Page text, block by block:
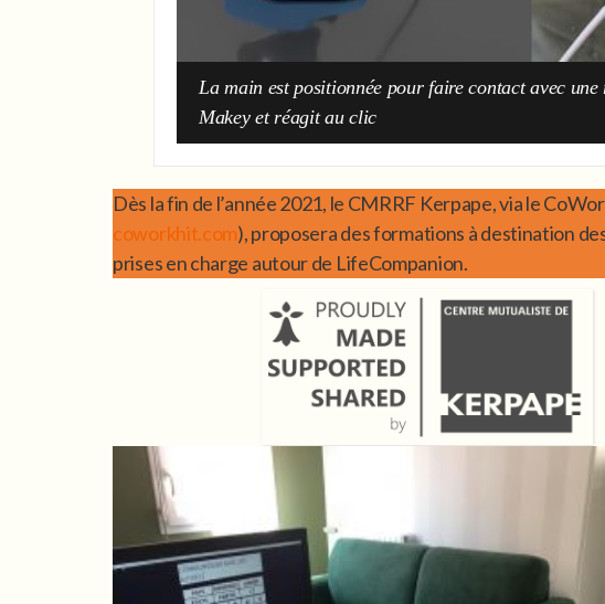
La main est positionnée pour faire contact avec
Makey et réagit au clic
Dès la fin de l’année 2021, le CMRRF Kerpape, via le
coworkhit.com), proposera des formations à destination
prises en charge autour de LifeCompanion.